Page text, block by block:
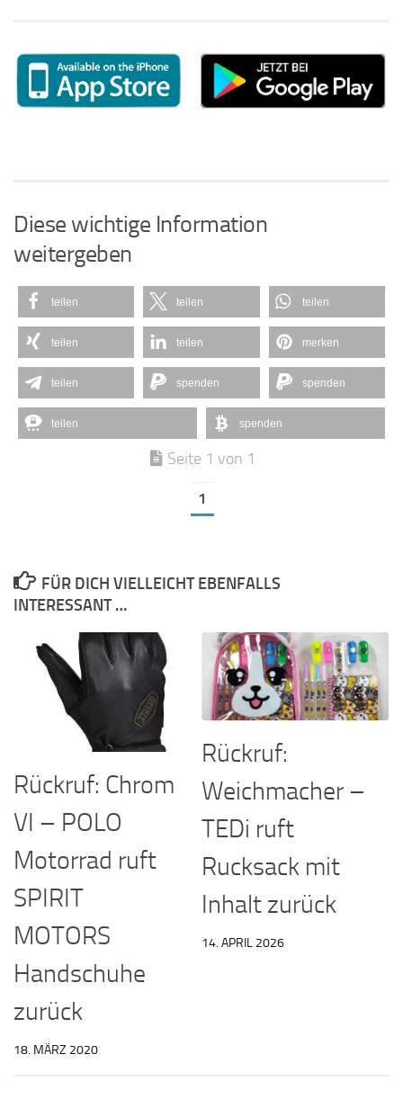
Diese wichtige Information
weitergeben
teilen teilen teilen
teilen teilen merken
teilen spenden spenden
teilen spenden
Seite 1 von 1
1
FÜR DICH VIELLEICHT EBENFALLS
INTERESSANT …
Rückruf: Chrom
VI – POLO
Motorrad ruft
SPIRIT
MOTORS
Handschuhe
zurück
18. MÄRZ 2020
Rückruf:
Weichmacher –
TEDi ruft
Rucksack mit
Inhalt zurück
14. APRIL 2026